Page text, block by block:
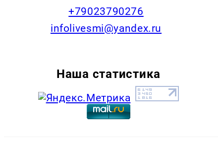
+79023790276
infolivesmi@yandex.ru
Наша статистика